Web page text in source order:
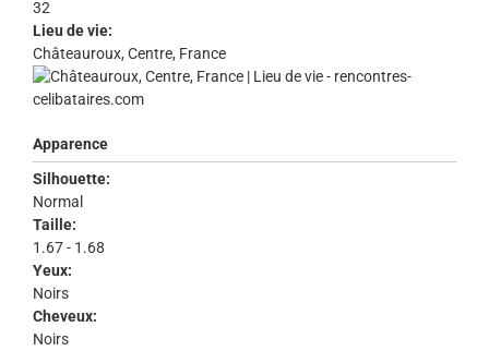
32
Lieu de vie:
Châteauroux, Centre, France
Apparence
Silhouette:
Normal
Taille:
1.67 - 1.68
Yeux:
Noirs
Cheveux:
Noirs